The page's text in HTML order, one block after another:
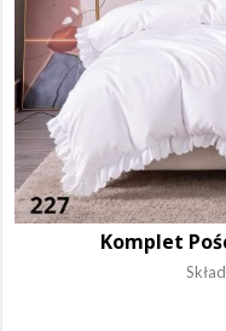
Komplet